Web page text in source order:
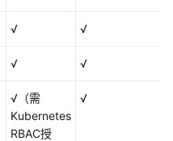
√ √
√ √
√（需
Kubernetes
RBAC授
√